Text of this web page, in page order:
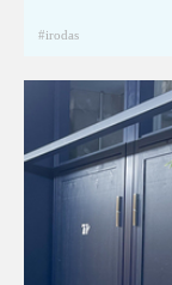
irodas